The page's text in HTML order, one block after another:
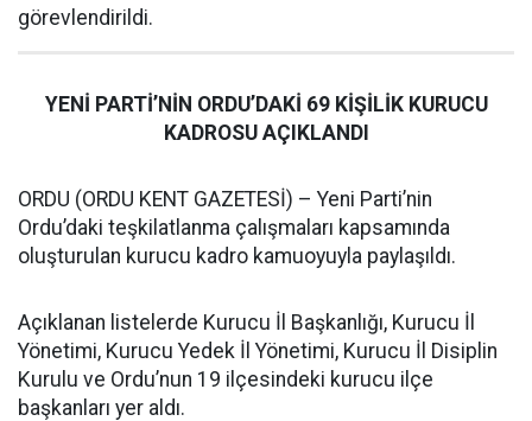
görevlendirildi.
YENİ PARTİ’NİN ORDU’DAKİ 69 KİŞİLİK KURUCU
KADROSU AÇIKLANDI
ORDU (ORDU KENT GAZETESİ) – Yeni Parti’nin
Ordu’daki teşkilatlanma çalışmaları kapsamında
oluşturulan kurucu kadro kamuoyuyla paylaşıldı.
Açıklanan listelerde Kurucu İl Başkanlığı, Kurucu İl
Yönetimi, Kurucu Yedek İl Yönetimi, Kurucu İl Disiplin
Kurulu ve Ordu’nun 19 ilçesindeki kurucu ilçe
başkanları yer aldı.